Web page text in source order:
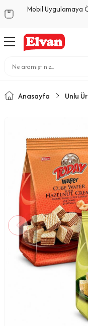
Mobil Uygulamaya
Anasayfa Unlu